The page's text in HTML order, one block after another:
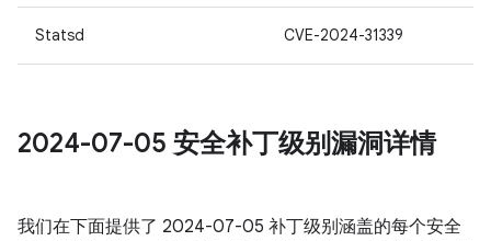
Statsd CVE-2024-31339
2024-07-05 安全补丁级别漏洞详情
我们在下面提供了 2024-07-05 补丁级别涵盖的每个安全